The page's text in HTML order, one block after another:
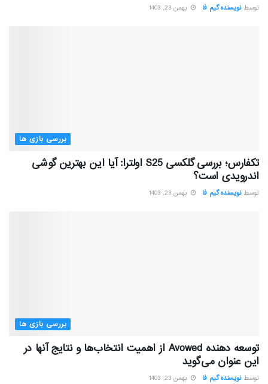
توسط نویسنده گیم فا بهمن 23, 1403
بررسی بازی ها
تکفارس؛ بررسی گلکسی S25 اولترا: آیا این بهترین گوشی
اندرویدی است؟
توسط نویسنده گیم فا بهمن 23, 1403
بررسی بازی ها
توسعه دهنده Avowed از اهمیت انتخاب‌ها و نتایج آنها در
این عنوان می‌گوید
توسط نویسنده گیم فا بهمن 23, 1403